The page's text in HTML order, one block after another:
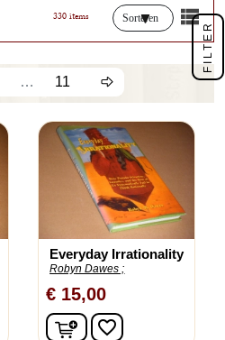
330 items Sorteren
… 11
Everyday Irrationality
Robyn Dawes ;
€ 15,00
In winkelwagen
favorite_border
FILTER